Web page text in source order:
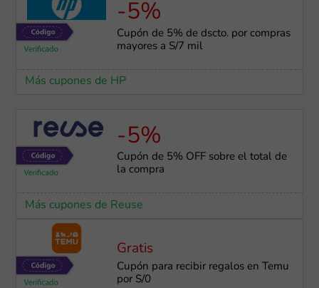
-5%
Cupón de 5% de dscto. por compras
mayores a S/7 mil
Más cupones de HP
-5%
Cupón de 5% OFF sobre el total de
la compra
Más cupones de Reuse
Gratis
Cupón para recibir regalos en Temu
por S/0